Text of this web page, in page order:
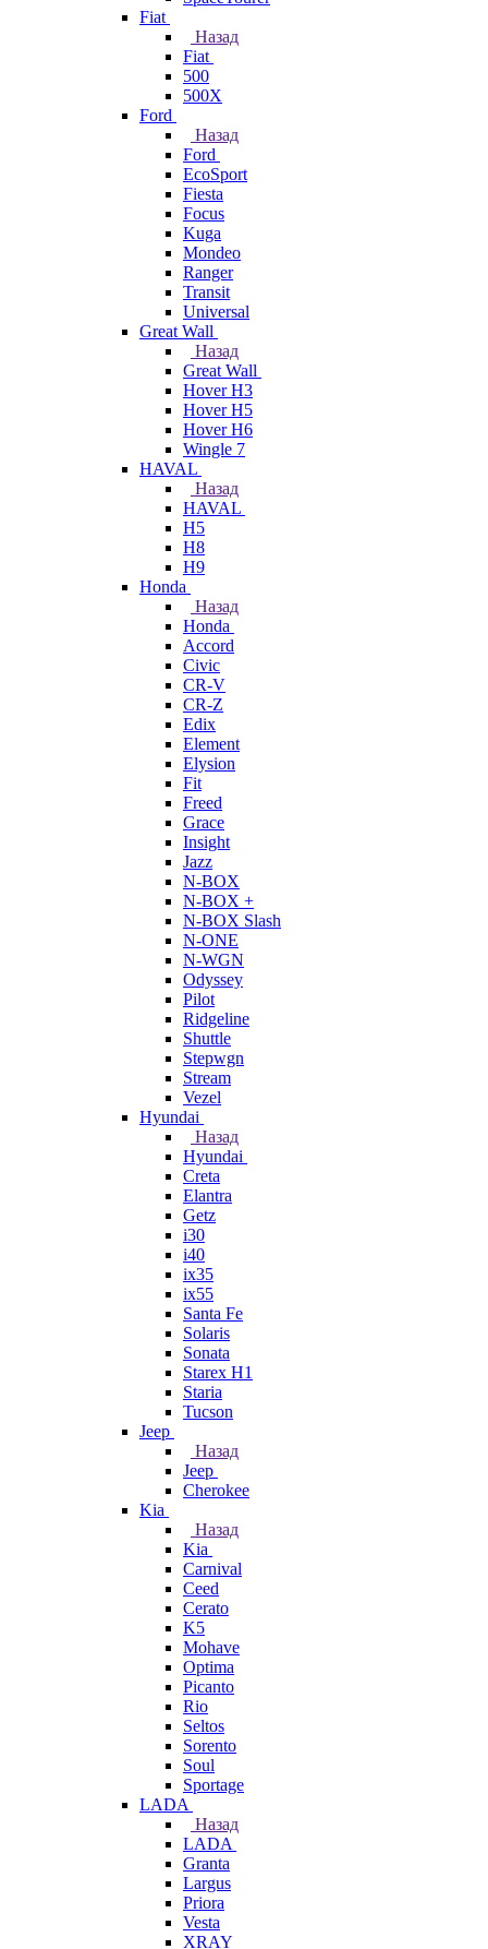
Fiat
Назад
Fiat
500
500X
Ford
Назад
Ford
EcoSport
Fiesta
Focus
Kuga
Mondeo
Ranger
Transit
Universal
Great Wall
Назад
Great Wall
Hover H3
Hover H5
Hover H6
Wingle 7
HAVAL
Назад
HAVAL
H5
H8
H9
Honda
Назад
Honda
Accord
Civic
CR-V
CR-Z
Edix
Element
Elysion
Fit
Freed
Grace
Insight
Jazz
N-BOX
N-BOX +
N-BOX Slash
N-ONE
N-WGN
Odyssey
Pilot
Ridgeline
Shuttle
Stepwgn
Stream
Vezel
Hyundai
Назад
Hyundai
Creta
Elantra
Getz
i30
i40
ix35
ix55
Santa Fe
Solaris
Sonata
Starex H1
Staria
Tucson
Jeep
Назад
Jeep
Cherokee
Kia
Назад
Kia
Carnival
Ceed
Cerato
K5
Mohave
Optima
Picanto
Rio
Seltos
Sorento
Soul
Sportage
LADA
Назад
LADA
Granta
Largus
Priora
Vesta
XRAY